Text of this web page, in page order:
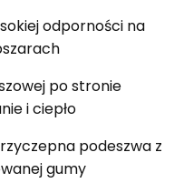
odporności na
po stronie
i ciepło
podeszwa z
gumy